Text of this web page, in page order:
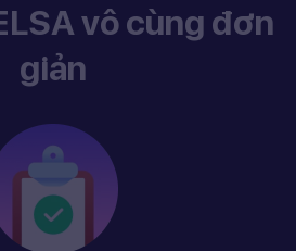
vô cùng đơn
giản